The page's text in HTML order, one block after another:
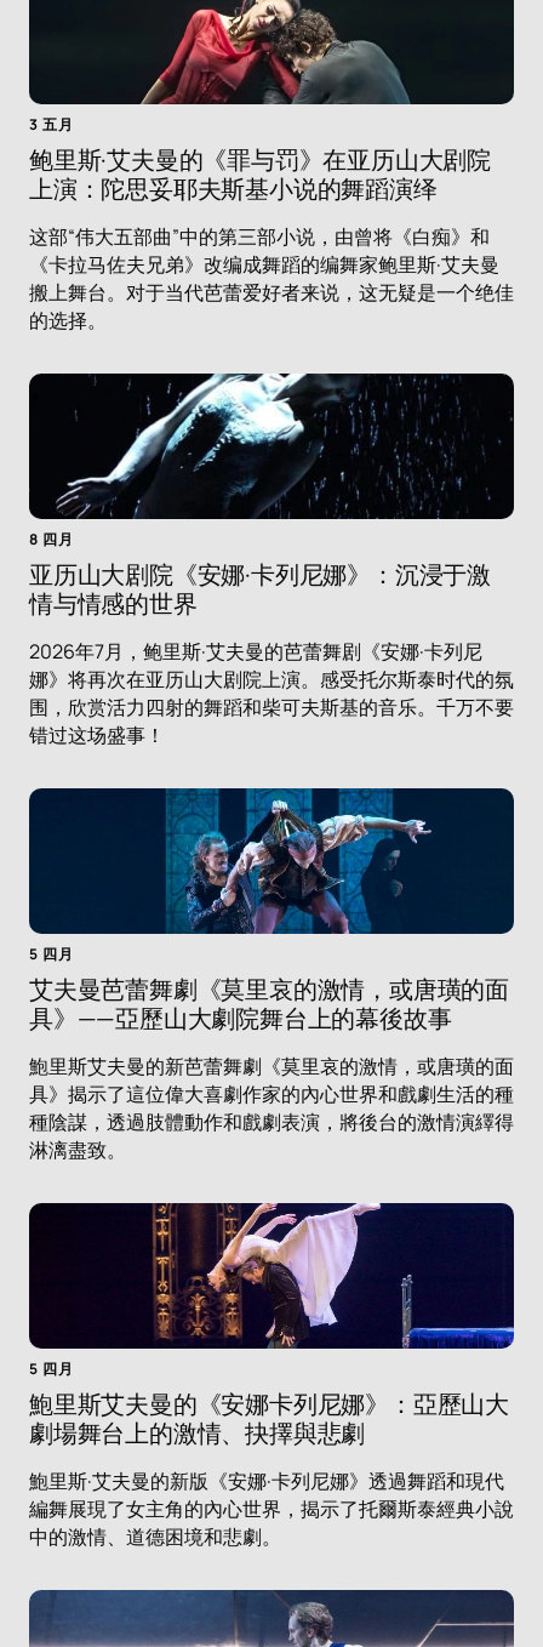
3 五月
鲍里斯·艾夫曼的《罪与罚》在亚历山大剧院
上演：陀思妥耶夫斯基小说的舞蹈演绎
这部“伟大五部曲”中的第三部小说，由曾将《白痴》和
《卡拉马佐夫兄弟》改编成舞蹈的编舞家鲍里斯·艾夫曼
搬上舞台。对于当代芭蕾爱好者来说，这无疑是一个绝佳
的选择。
8 四月
亚历山大剧院《安娜·卡列尼娜》：沉浸于激
情与情感的世界
2026年7月，鲍里斯·艾夫曼的芭蕾舞剧《安娜·卡列尼
娜》将再次在亚历山大剧院上演。感受托尔斯泰时代的氛
围，欣赏活力四射的舞蹈和柴可夫斯基的音乐。千万不要
错过这场盛事！
5 四月
艾夫曼芭蕾舞劇《莫里哀的激情，或唐璜的面
具》——亞歷山大劇院舞台上的幕後故事
鮑里斯艾夫曼的新芭蕾舞劇《莫里哀的激情，或唐璜的面
具》揭示了這位偉大喜劇作家的內心世界和戲劇生活的種
種陰謀，透過肢體動作和戲劇表演，將後台的激情演繹得
淋漓盡致。
5 四月
鮑里斯艾夫曼的《安娜卡列尼娜》：亞歷山大
劇場舞台上的激情、抉擇與悲劇
鮑里斯·艾夫曼的新版《安娜·卡列尼娜》透過舞蹈和現代
編舞展現了女主角的內心世界，揭示了托爾斯泰經典小說
中的激情、道德困境和悲劇。